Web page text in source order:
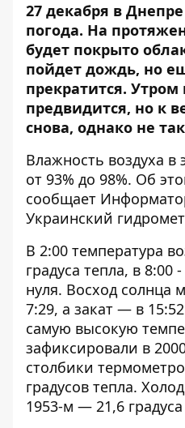
27 декабря в
погода. На
будет покрыто
пойдет дождь, но
прекратится.
предвидится, но к
снова, однако не
Влажность воздуха в
от 93% до 98%. Об
сообщает
Украинский
В 2:00 температура
градуса тепла, в 8:00
нуля. Восход солнца
7:29, а закат — в
самую высокую
зафиксировали в
столбики
градусов тепла.
1953-м — 21,6